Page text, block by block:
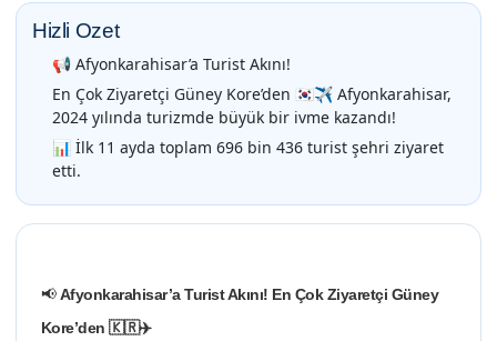
Hizli Ozet
📢 Afyonkarahisar’a Turist Akını!
En Çok Ziyaretçi Güney Kore’den 🇰🇷✈️ Afyonkarahisar,
2024 yılında turizmde büyük bir ivme kazandı!
📊 İlk 11 ayda toplam 696 bin 436 turist şehri ziyaret
etti.
📢Afyonkarahisar’a Turist Akını! En Çok Ziyaretçi Güney
Kore’den 🇰🇷✈️